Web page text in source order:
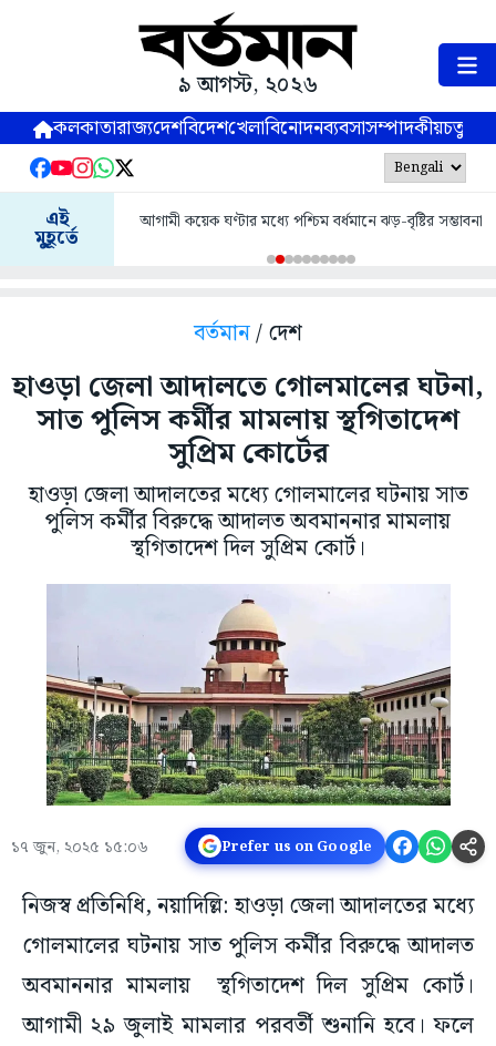
৯ আগস্ট, ২০২৬
কলকাতারাজ্যদেশবিদেশখেলাবিনোদনব্যবসাসম্পাদকীয়
এই
মুহূর্তে
আগামী কয়েক ঘণ্টার মধ্যে পশ্চিম বর্ধমানে ঝড়-বৃষ্টির সম্ভাবনা
বর্তমান/ দেশ
হাওড়া জেলা আদালতে গোলমালের ঘটনা,
সাত পুলিস কর্মীর মামলায় স্থগিতাদেশ
সুপ্রিম কোর্টের
হাওড়া জেলা আদালতের মধ্যে গোলমালের ঘটনায় সাত
পুলিস কর্মীর বিরুদ্ধে আদালত অবমাননার মামলায়
স্থগিতাদেশ দিল সুপ্রিম কোর্ট।
১৭ জুন, ২০২৫ ১৫:০৬ Prefer us on Google
নিজস্ব প্রতিনিধি, নয়াদিল্লি: হাওড়া জেলা আদালতের মধ্যে
গোলমালের ঘটনায় সাত পুলিস কর্মীর বিরুদ্ধে আদালত
অবমাননার মামলায় স্থগিতাদেশ দিল সুপ্রিম কোর্ট।
আগামী ২৯ জুলাই মামলার পরবর্তী শুনানি হবে। ফলে